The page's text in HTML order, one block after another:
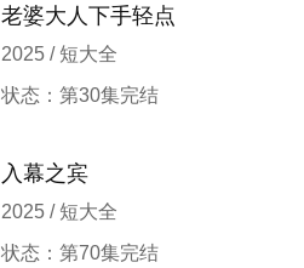
老婆大人下手轻点
2025 / 短大全
状态：第30集完结
入幕之宾
2025 / 短大全
状态：第70集完结